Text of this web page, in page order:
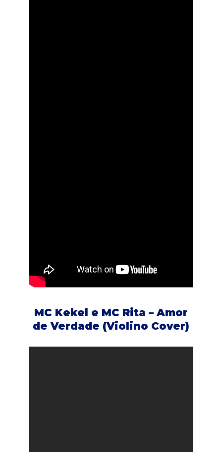
MC Kekel e MC Rita – Amor
de Verdade (Violino Cover)